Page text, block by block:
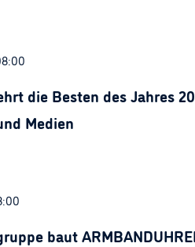
die Besten des Jahres
Medien
baut